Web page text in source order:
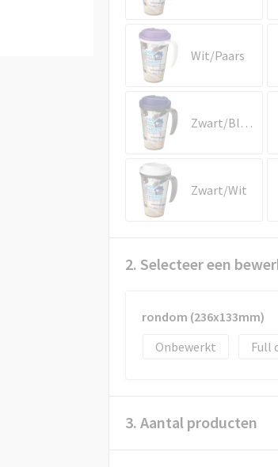
Wit/Paars
Zwart/Blauw
Zwart/Wit
2. Selecteer een
rondom (236x133mm)
Onbewerkt
Full
3. Aantal producten